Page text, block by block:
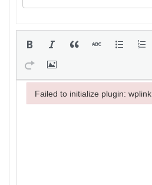
Failed to initialize plugin: wplink
Failed to initialize plugin: wplink